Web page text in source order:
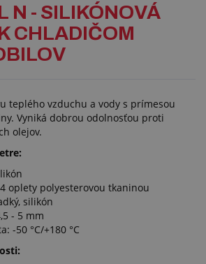
N - SILIKÓNOVÁ
CHLADIČOM
teplého vzduchu a vody s prímesou
Vyniká dobrou odolnosťou proti
olejov.
oplety polyesterovou tkaninou
silikón
- 5 mm
-50 °C/+180 °C